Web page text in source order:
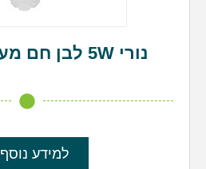
נורי 5W לבן חם מערכת אלמנט
למידע נוסף